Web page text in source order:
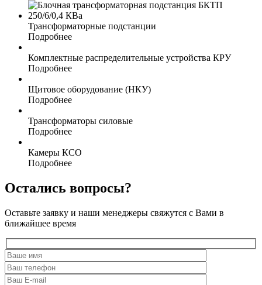
Трансформаторные подстанции
Подробнее
Комплектные распределительные устройства КРУ
Подробнее
Щитовое оборудование (НКУ)
Подробнее
Трансформаторы силовые
Подробнее
Камеры КСО
Подробнее
Остались вопросы?
Оставьте заявку и наши менеджеры свяжутся с Вами в
ближайшее время